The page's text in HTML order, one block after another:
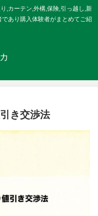
,カーテン,外構,保険,引っ越し,新
あり購入体験者がまとめてご紹
き交渉法